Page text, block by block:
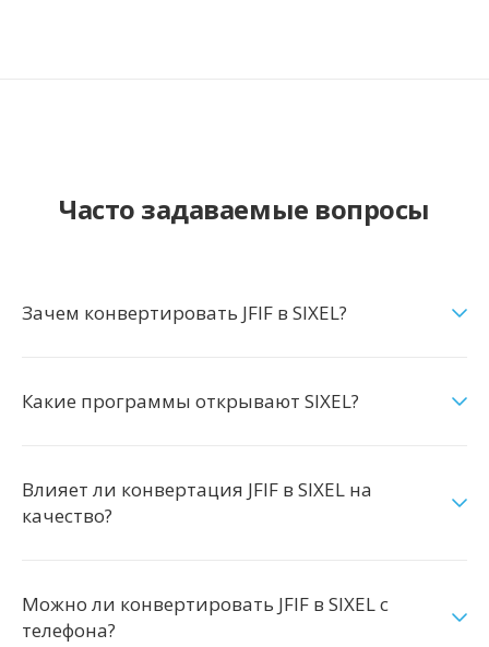
Часто задаваемые вопросы
Зачем конвертировать JFIF в SIXEL?
Какие программы открывают SIXEL?
Влияет ли конвертация JFIF в SIXEL на
качество?
Можно ли конвертировать JFIF в SIXEL с
телефона?